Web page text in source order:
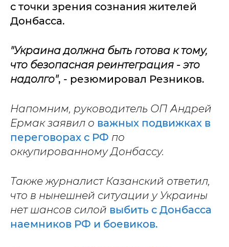
с точки зрения сознания жителей
Донбасса.
"Украина должна быть готова к тому,
что безопасная реинтеграция - это
надолго", - резюмировал Резников.
Напомним, руководитель ОП Андрей
Ермак заявил о важных подвижках в
переговорах с РФ по
оккупированному Донбассу.
Также журналист Казанский ответил,
что в нынешней ситуации у Украины
нет шансов силой выбить с Донбасса
наемников РФ и боевиков.